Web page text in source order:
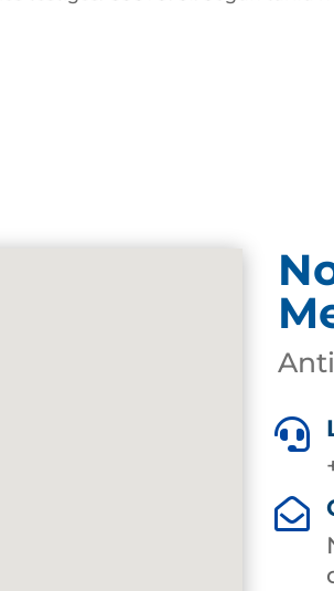

